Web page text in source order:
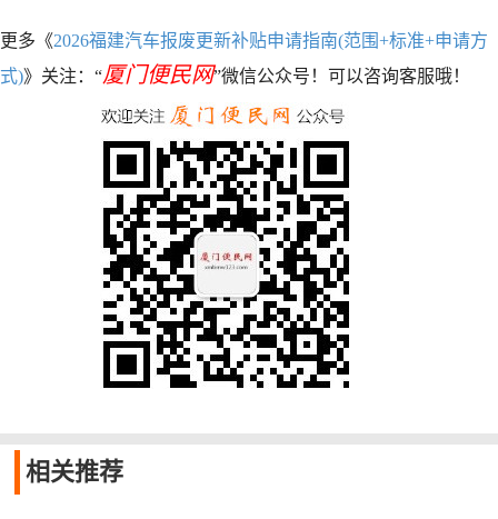
更多《2026福建汽车报废更新补贴申请指南(范围+标准+申请方
式)》关注：“厦门便民网”微信公众号！可以咨询客服哦！
相关推荐